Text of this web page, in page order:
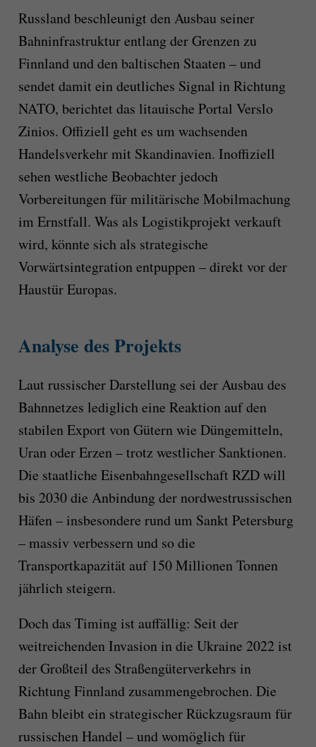
Russland beschleunigt den Ausbau seiner
Bahninfrastruktur entlang der Grenzen zu
Finnland und den baltischen Staaten – und
sendet damit ein deutliches Signal in Richtung
NATO, berichtet das litauische Portal Verslo
Zinios. Offiziell geht es um wachsenden
Handelsverkehr mit Skandinavien. Inoffiziell
sehen westliche Beobachter jedoch
Vorbereitungen für militärische Mobilmachung
im Ernstfall. Was als Logistikprojekt verkauft
wird, könnte sich als strategische
Vorwärtsintegration entpuppen – direkt vor der
Haustür Europas.
Analyse des Projekts
Laut russischer Darstellung sei der Ausbau des
Bahnnetzes lediglich eine Reaktion auf den
stabilen Export von Gütern wie Düngemitteln,
Uran oder Erzen – trotz westlicher Sanktionen.
Die staatliche Eisenbahngesellschaft RZD will
bis 2030 die Anbindung der nordwestrussischen
Häfen – insbesondere rund um Sankt Petersburg
– massiv verbessern und so die
Transportkapazität auf 150 Millionen Tonnen
jährlich steigern.
Doch das Timing ist auffällig: Seit der
weitreichenden Invasion in die Ukraine 2022 ist
der Großteil des Straßengüterverkehrs in
Richtung Finnland zusammengebrochen. Die
Bahn bleibt ein strategischer Rückzugsraum für
russischen Handel – und womöglich für